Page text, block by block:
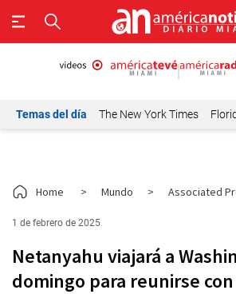
Temas del día The New York Times
Home > Mundo > Associated
1 de febrero de 2025
Netanyahu viajará a
domingo para reunirse